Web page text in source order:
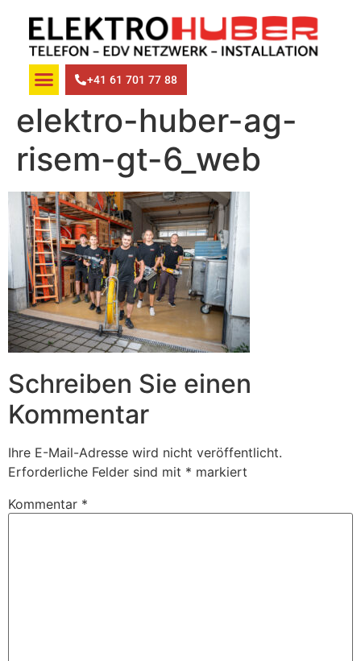
+41 61 701 77 88
elektro-huber-ag-
risem-gt-6_web
Schreiben Sie einen
Kommentar
Ihre E-Mail-Adresse wird nicht veröffentlicht.
Erforderliche Felder sind mit * markiert
Kommentar *